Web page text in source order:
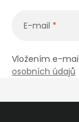
Obchodní
Podmínky
E-mail
Vložením e-
osobních údajů